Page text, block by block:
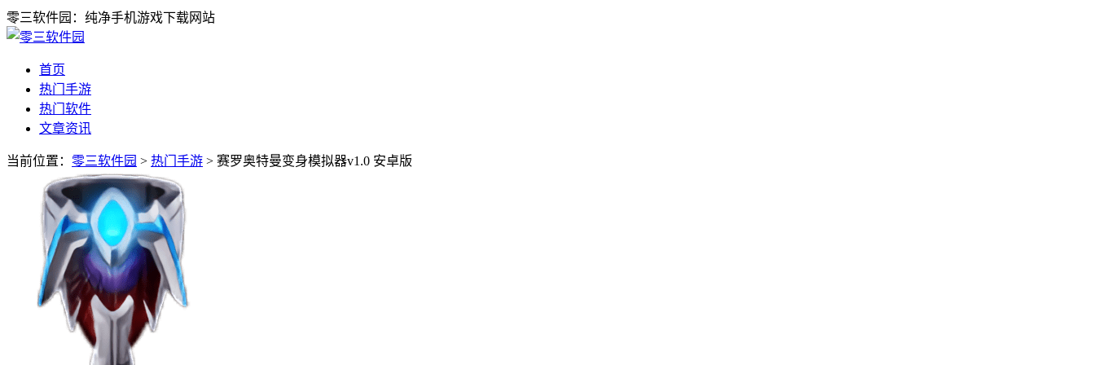
零三软件园：纯净手机游戏下载网站
首页
热门手游
热门软件
文章资讯
当前位置： 零三软件园 > 热门手游 > 赛罗奥特曼变身模拟器v1.0 安卓版